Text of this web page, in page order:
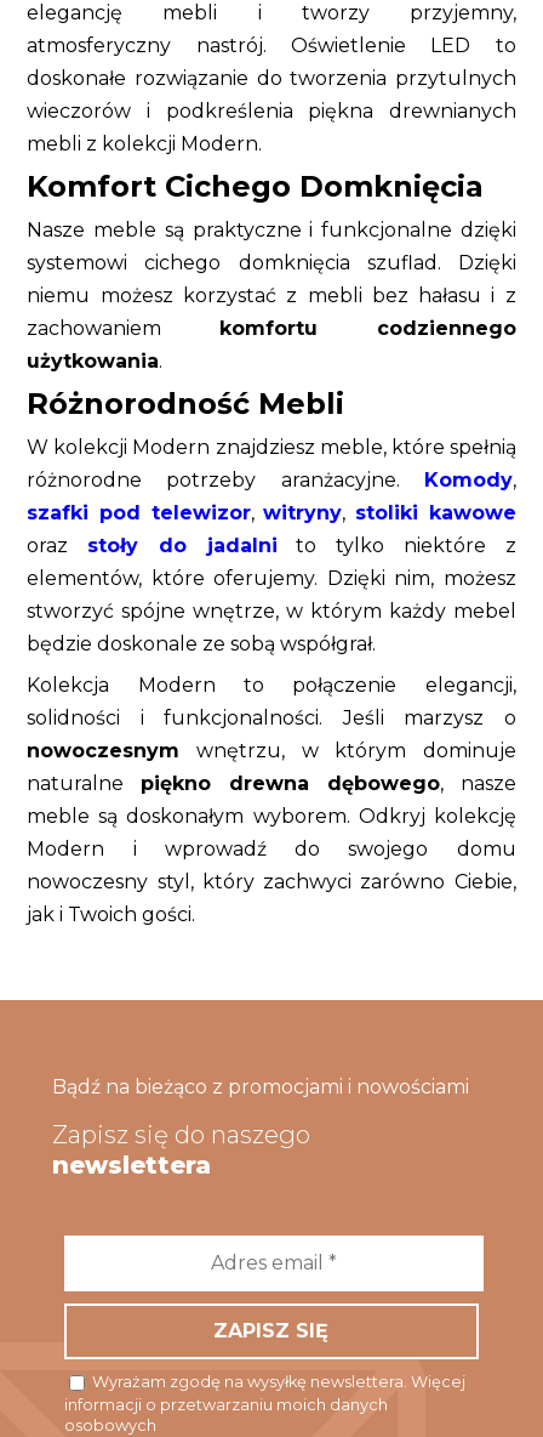
elegancję mebli i tworzy przyjemny,
atmosferyczny nastrój. Oświetlenie LED to
doskonałe rozwiązanie do tworzenia przytulnych
wieczorów i podkreślenia piękna drewnianych
mebli z kolekcji Modern.
Komfort Cichego Domknięcia
Nasze meble są praktyczne i funkcjonalne dzięki
systemowi cichego domknięcia szuflad. Dzięki
niemu możesz korzystać z mebli bez hałasu i z
zachowaniem
komfortu codziennego
użytkowania.
Różnorodność Mebli
W kolekcji Modern znajdziesz meble, które spełnią
różnorodne potrzeby aranżacyjne.
Komody,
szafki pod telewizor,witryny, stoliki kawowe
oraz stoły do jadalni to tylko niektóre z
elementów, które oferujemy. Dzięki nim, możesz
stworzyć spójne wnętrze, w którym każdy mebel
będzie doskonale ze sobą współgrał.
Kolekcja Modern to połączenie elegancji,
solidności i funkcjonalności. Jeśli marzysz o
nowoczesnym wnętrzu, w którym dominuje
naturalne piękno drewna dębowego, nasze
meble są doskonałym wyborem. Odkryj kolekcję
Modern i wprowadź do swojego domu
nowoczesny styl, który zachwyci zarówno Ciebie,
jak i Twoich gości.
Bądź na bieżąco z promocjami i nowościami
Zapisz się do naszego
newslettera
*
Wyrażam zgodę na wysyłkę newslettera. Więcej
informacji o przetwarzaniu moich danych
osobowych